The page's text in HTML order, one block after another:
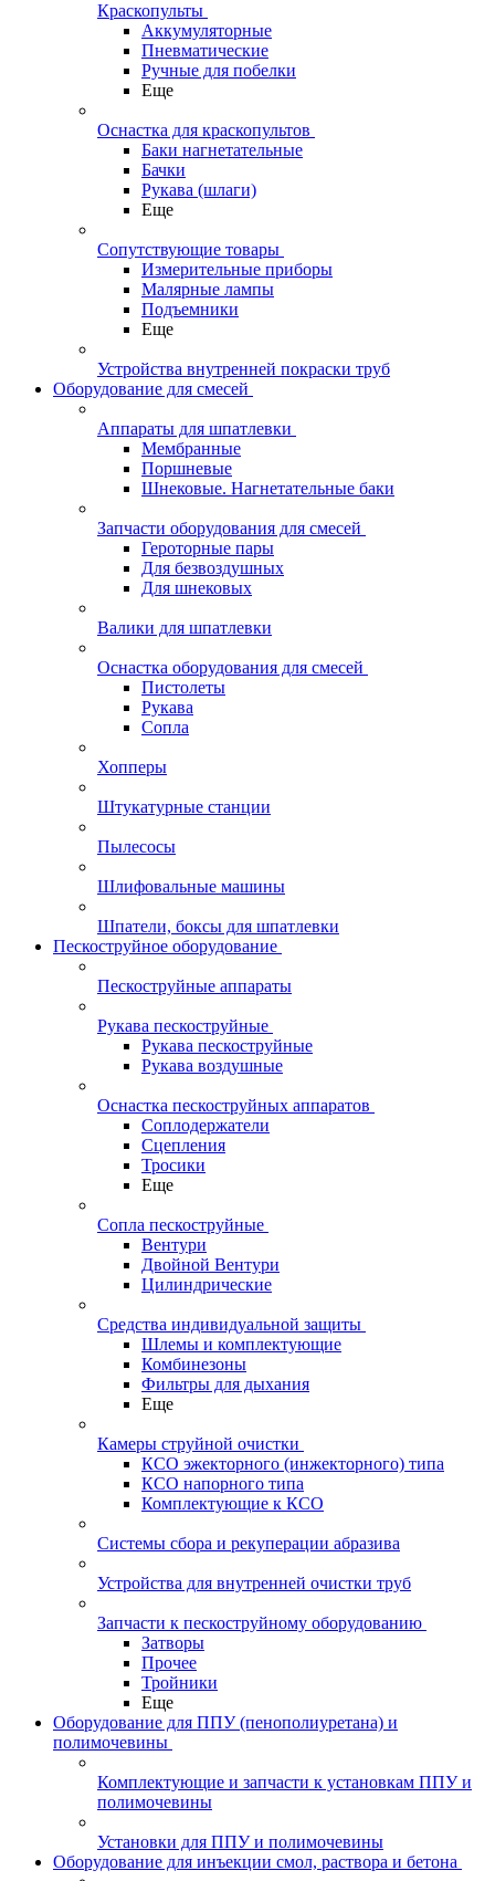
Краскопульты
Аккумуляторные
Пневматические
Ручные для побелки
Еще
Оснастка для краскопультов
Баки нагнетательные
Бачки
Рукава (шлаги)
Еще
Сопутствующие товары
Измерительные приборы
Малярные лампы
Подъемники
Еще
Устройства внутренней покраски труб
Оборудование для смесей
Аппараты для шпатлевки
Мембранные
Поршневые
Шнековые. Нагнетательные баки
Запчасти оборудования для смесей
Героторные пары
Для безвоздушных
Для шнековых
Валики для шпатлевки
Оснастка оборудования для смесей
Пистолеты
Рукава
Сопла
Хопперы
Штукатурные станции
Пылесосы
Шлифовальные машины
Шпатели, боксы для шпатлевки
Пескоструйное оборудование
Пескоструйные аппараты
Рукава пескоструйные
Рукава пескоструйные
Рукава воздушные
Оснастка пескоструйных аппаратов
Соплодержатели
Сцепления
Тросики
Еще
Сопла пескоструйные
Вентури
Двойной Вентури
Цилиндрические
Средства индивидуальной защиты
Шлемы и комплектующие
Комбинезоны
Фильтры для дыхания
Еще
Камеры струйной очистки
КСО эжекторного (инжекторного) типа
КСО напорного типа
Комплектующие к КСО
Системы сбора и рекуперации абразива
Устройства для внутренней очистки труб
Запчасти к пескоструйному оборудованию
Затворы
Прочее
Тройники
Еще
Оборудование для ППУ (пенополиуретана) и
полимочевины
Комплектующие и запчасти к установкам ППУ и
полимочевины
Установки для ППУ и полимочевины
Оборудование для инъекции смол, раствора и бетона